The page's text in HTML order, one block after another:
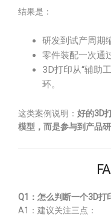
结果是：
研发到试产周期
零件装配一次通
3D打印从“辅助
环。
这类案例说明： 好的3D
模型，而是参与到产品
Q1：怎么判断一个3D打
A1：建议关注三点：